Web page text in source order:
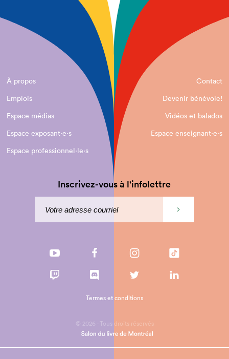
À propos
Contact
Emplois
Devenir bénévole!
Espace médias
Vidéos et balados
Espace exposant·e⋅s
Espace enseignant·e⋅s
Espace professionnel·le⋅s
Inscrivez-vous à l'infolettre
© 2026 - Tous droits réservés
Termes et conditions